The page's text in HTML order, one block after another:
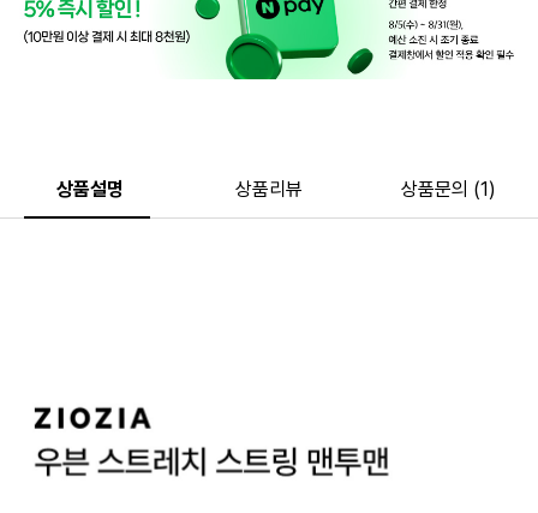
상품설명 상품리뷰 상품문의 (1)